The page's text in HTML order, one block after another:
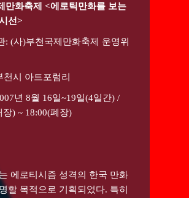
만화축제 <에로틱만화를 보는
선>
: (사)부천국제만화축제 운영위
천시 아트포럼리
년 8월 16일~19일(4일간) /
장) ~ 18:00(폐장)
에로티시즘 성격의 한국 만화
할 목적으로 기획되었다. 특히